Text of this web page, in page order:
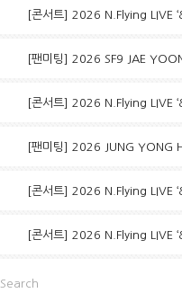
[콘서트] 2026 N.Flying LIVE
[팬미팅] 2026 SF9 JAE
[콘서트] 2026 N.Flying LIVE
[팬미팅] 2026 JUNG YONG
[콘서트] 2026 N.Flying LIVE
[콘서트] 2026 N.Flying LIVE
Search